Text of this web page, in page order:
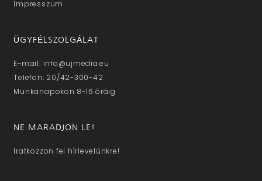
Impresszum
ÜGYFÉLSZOLGÁLAT
E-mail: info@ujmedia.eu
Telefon: 20/42-300-42
Munkanapokon 8-16 óráig
NE MARADJON LE!
Iratkozzon fel hírlevelünkre!